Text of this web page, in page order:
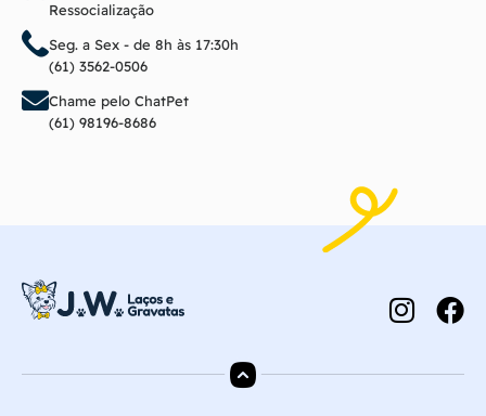
Ressocialização
Seg. a Sex - de 8h às 17:30h
(61) 3562-0506
Chame pelo ChatPet
(61) 98196-8686